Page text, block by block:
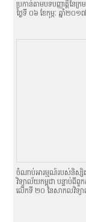
ប្រកាន់តាមបទបញ្ញាតិ្តនៃក្
ថ្ងៃទី ០៦ ខែកុម្ភៈ ឆ្នាំ២០១៧
ចំណាប់អារម្មណ៍របស់និស្សិ
វិទ្យាល័យកម្ពុជា បន្ទាប់ពីពួ
លើកទី ២០ នៃសាកលវិទ្យា